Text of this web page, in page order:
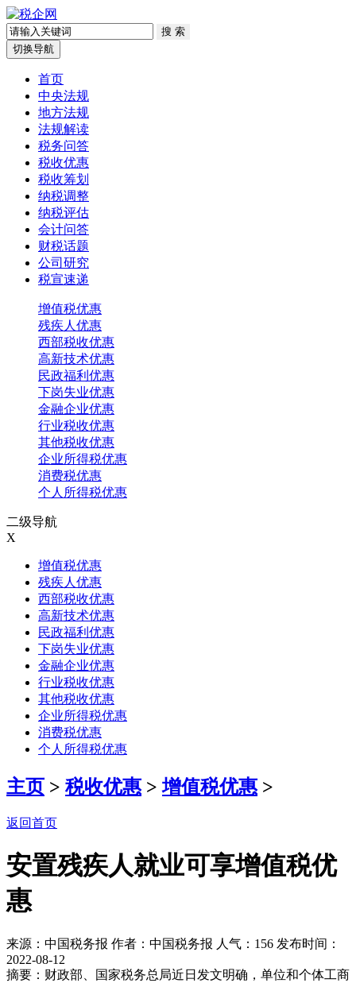
切换导航
首页
中央法规
地方法规
法规解读
税务问答
税收优惠
税收筹划
纳税调整
纳税评估
会计问答
财税话题
公司研究
税宣速递
增值税优惠
残疾人优惠
西部税收优惠
高新技术优惠
民政福利优惠
下岗失业优惠
金融企业优惠
行业税收优惠
其他税收优惠
企业所得税优惠
消费税优惠
个人所得税优惠
二级导航
X
增值税优惠
残疾人优惠
西部税收优惠
高新技术优惠
民政福利优惠
下岗失业优惠
金融企业优惠
行业税收优惠
其他税收优惠
企业所得税优惠
消费税优惠
个人所得税优惠
主页 > 税收优惠>增值税优惠>
返回首页
安置残疾人就业可享增值税优
惠
来源：中国税务报 作者：中国税务报 人气： 156 发布时间：
2022-08-12
摘要：财政部、国家税务总局近日发文明确，单位和个体工商